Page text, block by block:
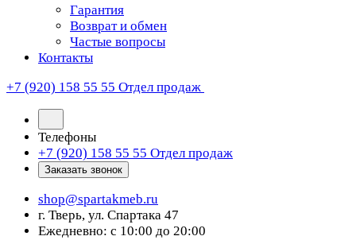
Гарантия
Возврат и обмен
Частые вопросы
Контакты
+7 (920) 158 55 55 Отдел продаж
Телефоны
+7 (920) 158 55 55 Отдел продаж
Заказать звонок
shop@spartakmeb.ru
г. Тверь, ул. Спартака 47
Ежедневно: с 10:00 до 20:00